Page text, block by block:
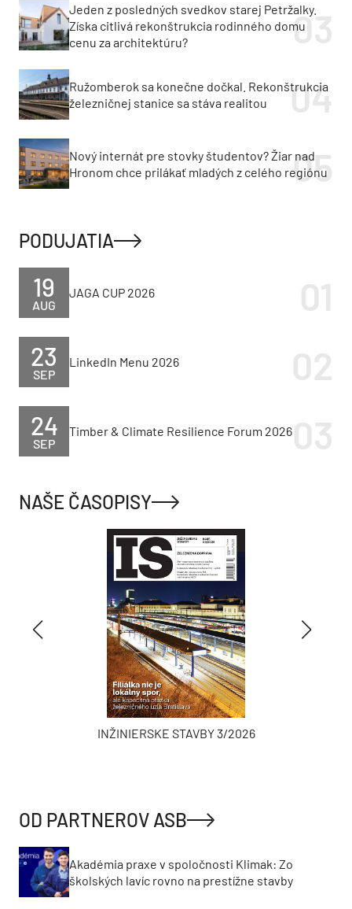
Jeden z posledných svedkov starej Petržalky.
Získa citlivá rekonštrukcia rodinného domu
cenu za architektúru?
Ružomberok sa konečne dočkal. Rekonštrukcia
železničnej stanice sa stáva realitou
Nový internát pre stovky študentov? Žiar nad
Hronom chce prilákať mladých z celého regiónu
PODUJATIA
AUG
19 JAGA CUP 2026
SEP
23 LinkedIn Menu 2026
SEP
24 Timber & Climate Resilience Forum 2026
NAŠE ČASOPISY
INŽINIERSKE STAVBY 3/2026
OD PARTNEROV ASB
Akadémia praxe v spoločnosti Klimak: Zo
školských lavíc rovno na prestížne stavby